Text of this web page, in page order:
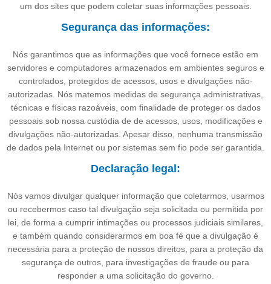
um dos sites que podem coletar suas informações pessoais.
Segurança das informações:
Nós garantimos que as informações que você fornece estão em
servidores e computadores armazenados em ambientes seguros e
controlados, protegidos de acessos, usos e divulgações não-
autorizadas. Nós matemos medidas de segurança administrativas,
técnicas e físicas razoáveis, com finalidade de proteger os dados
pessoais sob nossa custódia de de acessos, usos, modificações e
divulgações não-autorizadas. Apesar disso, nenhuma transmissão
de dados pela Internet ou por sistemas sem fio pode ser garantida.
Declaração legal:
Nós vamos divulgar qualquer informação que coletarmos, usarmos
ou recebermos caso tal divulgação seja solicitada ou permitida por
lei, de forma a cumprir intimações ou processos judiciais similares,
e também quando considerarmos em boa fé que a divulgação é
necessária para a proteção de nossos direitos, para a proteção da
segurança de outros, para investigações de fraude ou para
responder a uma solicitação do governo.